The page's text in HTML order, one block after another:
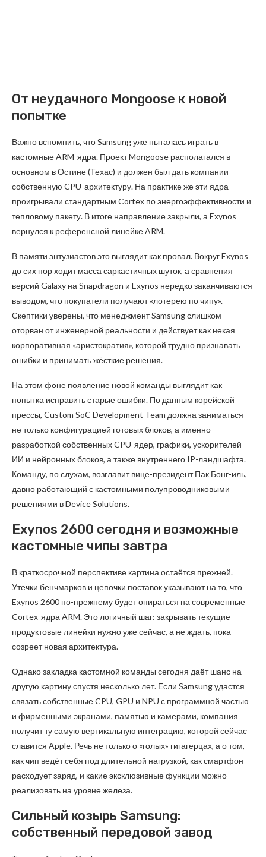
От неудачного Mongoose к новой
попытке
Важно вспомнить, что Samsung уже пыталась играть в
кастомные ARM-ядра. Проект Mongoose располагался в
основном в Остине (Техас) и должен был дать компании
собственную CPU-архитектуру. На практике же эти ядра
проигрывали стандартным Cortex по энергоэффективности и
тепловому пакету. В итоге направление закрыли, а Exynos
вернулся к референсной линейке ARM.
В памяти энтузиастов это выглядит как провал. Вокруг Exynos
до сих пор ходит масса саркастичных шуток, а сравнения
версий Galaxy на Snapdragon и Exynos нередко заканчиваются
выводом, что покупатели получают «лотерею по чипу».
Скептики уверены, что менеджмент Samsung слишком
оторван от инженерной реальности и действует как некая
корпоративная «аристократия», которой трудно признавать
ошибки и принимать жёсткие решения.
На этом фоне появление новой команды выглядит как
попытка исправить старые ошибки. По данным корейской
прессы, Custom SoC Development Team должна заниматься
не только конфигурацией готовых блоков, а именно
разработкой собственных CPU-ядер, графики, ускорителей
ИИ и нейронных блоков, а также внутреннего IP-ландшафта.
Команду, по слухам, возглавит вице-президент Пак Бонг-иль,
давно работающий с кастомными полупроводниковыми
решениями в Device Solutions.
Exynos 2600 сегодня и возможные
кастомные чипы завтра
В краткосрочной перспективе картина остаётся прежней.
Утечки бенчмарков и цепочки поставок указывают на то, что
Exynos 2600 по-прежнему будет опираться на современные
Cortex-ядра ARM. Это логичный шаг: закрывать текущие
продуктовые линейки нужно уже сейчас, а не ждать, пока
созреет новая архитектура.
Однако закладка кастомной команды сегодня даёт шанс на
другую картину спустя несколько лет. Если Samsung удастся
связать собственные CPU, GPU и NPU с программной частью
и фирменными экранами, памятью и камерами, компания
получит ту самую вертикальную интеграцию, которой сейчас
славится Apple. Речь не только о «голых» гигагерцах, а о том,
как чип ведёт себя под длительной нагрузкой, как смартфон
расходует заряд, и какие эксклюзивные функции можно
реализовать на уровне железа.
Сильный козырь Samsung:
собственный передовой завод